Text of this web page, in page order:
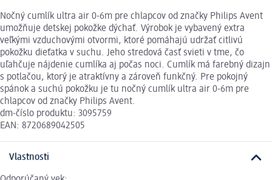
Nočný cumlík ultra air 0-6m pre chlapcov od značky Philips Avent
umožňuje detskej pokožke dýchať. Výrobok je vybavený extra
veľkými vzduchovými otvormi, ktoré pomáhajú udržať citlivú
pokožku dieťatka v suchu. Jeho stredová časť svieti v tme, čo
uľahčuje nájdenie cumlíka aj počas noci. Cumlík má farebný dizajn
s potlačou, ktorý je atraktívny a zároveň funkčný. Pre pokojný
spánok a suchú pokožku je tu nočný cumlík ultra air 0-6m pre
chlapcov od značky Philips Avent.
dm-číslo produktu: 3095759
EAN: 8720689042505
Vlastnosti